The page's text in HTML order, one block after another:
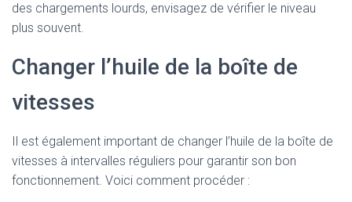
des chargements lourds, envisagez de vérifier le niveau
plus souvent.
Changer l’huile de la boîte de
vitesses
Il est également important de changer l’huile de la boîte de
vitesses à intervalles réguliers pour garantir son bon
fonctionnement. Voici comment procéder :